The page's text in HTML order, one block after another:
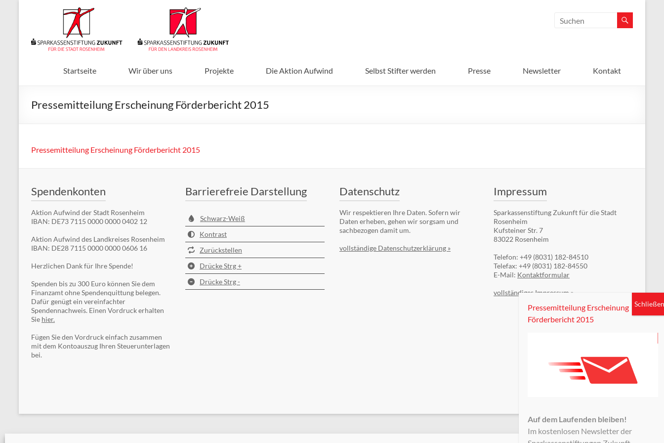
Sparkassenstiftungen
Zukunft
Rosenheim
Startseite Wir über uns Projekte Die Aktion Aufwind Selbst Stifter werden Presse Newsletter Kontakt
Pressemitteilung Erscheinung Förderbericht 2015
Pressemitteilung Erscheinung Förderbericht 2015
Spendenkonten
Aktion Aufwind der Stadt Rosenheim
IBAN: DE73 7115 0000 0000 0402 12
Aktion Aufwind des Landkreises Rosenheim
IBAN: DE28 7115 0000 0000 0606 16
Herzlichen Dank für Ihre Spende!
Spenden bis zu 300 Euro können Sie dem
Finanzamt ohne Spendenquittung belegen.
Dafür genügt ein vereinfachter
Spendennachweis. Einen Vordruck erhalten
Sie hier.
Fügen Sie den Vordruck einfach zusammen
mit dem Kontoauszug Ihren Steuerunterlagen
bei.
Barrierefreie Darstellung
Schwarz-Weiß
Kontrast
Zurückstellen
Drücke Strg +
Drücke Strg -
Datenschutz
Wir respektieren Ihre Daten. Sofern wir
Daten erheben, gehen wir sorgsam und
sachbezogen damit um.
vollständige Datenschutzerklärung »
Impressum
Sparkassenstiftung Zukunft für die Stadt
Rosenheim
Kufsteiner Str. 7
83022 Rosenheim
Telefon: +49 (8031) 182-84510
Telefax: +49 (8031) 182-84550
E-Mail: Kontaktformular
vollständiges Impressum »
Förderbericht 2015
Im kostenlosen Newsletter der
Sparkassenstiftungen Zukunft